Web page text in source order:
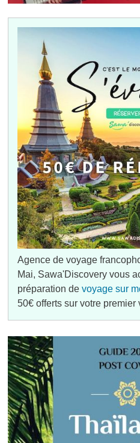
Agence de voyage
Mai, Sawa'Discovery vous
préparation devoyage sur
50€ offerts sur votre premier